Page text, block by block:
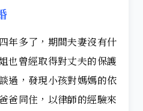
年多了，期間夫妻沒有什
也曾經取得對丈夫的保護
過，發現小孩對媽媽的依
爸同住，以律師的經驗來